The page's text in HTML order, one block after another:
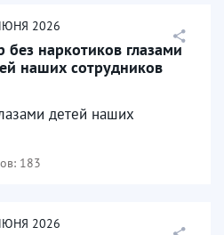
2026
без наркотиков глазами
наших сотрудников
детей наших
183
2026